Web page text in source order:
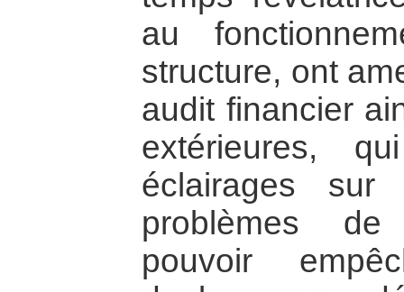
au
structure, ont
audit financier
extérieures,
éclairages
problèmes de
pouvoir